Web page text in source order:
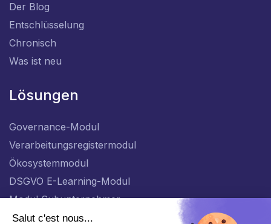
Der Blog
Entschlüsselung
Chronisch
Was ist neu
Lösungen
Governance-Modul
Verarbeitungsregistermodul
Ökosystemmodul
DSGVO E-Learning-Modul
Modul Subunternehmer
DE_AT